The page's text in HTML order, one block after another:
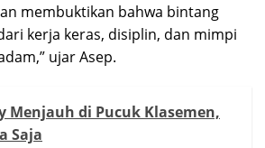
membuktikan bahwa bintang
kerja keras, disiplin, dan mimpi
ujar Asep.
Menjauh di Pucuk Klasemen,
Saja